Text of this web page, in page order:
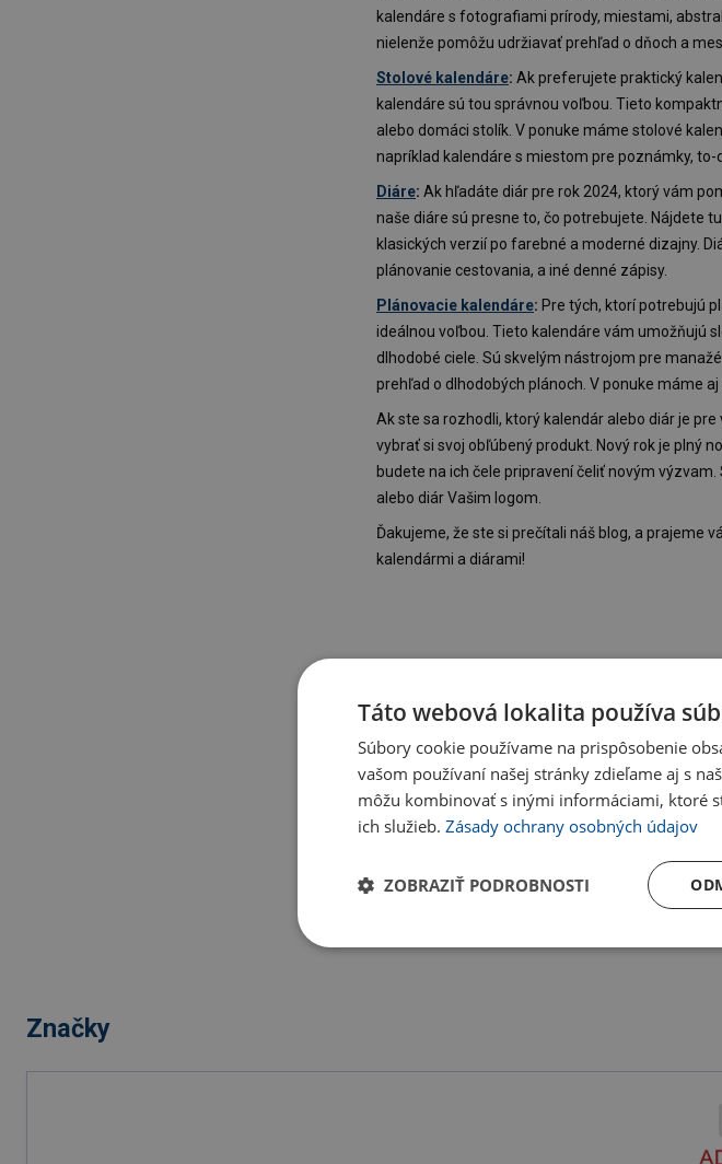
kalendáre s fotografiami prírody, miestami,
nielenže pomôžu udržiavať prehľad o dňoch a
Stolové kalendáre: Ak preferujete praktický
kalendáre sú tou správnou voľbou. Tieto
alebo domáci stolík. V ponuke máme stolové
napríklad kalendáre s miestom pre poznámky,
Diáre: Ak hľadáte diár pre rok 2024, ktorý vám
naše diáre sú presne to, čo potrebujete. Nájdete
klasických verzií po farebné a moderné dizajny.
plánovanie cestovania, a iné denné zápisy.
Plánovacie kalendáre: Pre tých, ktorí potrebujú
ideálnou voľbou. Tieto kalendáre vám umožňujú
dlhodobé ciele. Sú skvelým nástrojom pre
prehľad o dlhodobých plánoch. V ponuke máme
Ak ste sa rozhodli, ktorý kalendár alebo diár je
vybrať si svoj obľúbený produkt. Nový rok je plný
budete na ich čele pripravení čeliť novým
alebo diár Vašim logom.
Ďakujeme, že ste si prečítali náš blog, a prajeme
kalendármi a diárami!
Značky
Táto webová lokalita používa
Súbory cookie používame na prispôsobenie
vašom používaní našej stránky zdieľame aj s
môžu kombinovať s inými informáciami, ktoré
ich služieb. Zásady ochrany osobných údajov
ZOBRAZIŤ PODROBNOSTI